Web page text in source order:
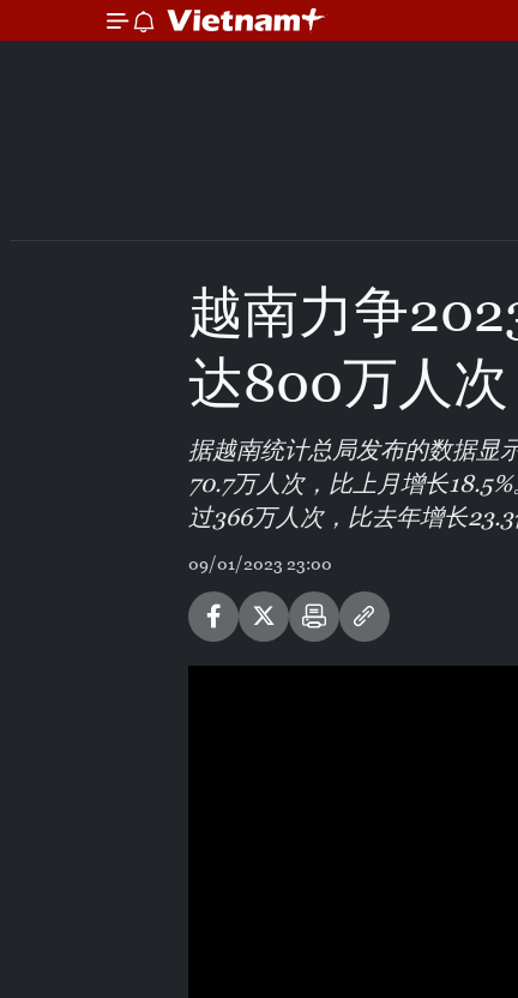
越南力争
达800万人次
据越南统计总局发布的数据显
70.7万人次，比上月增长
过366万人次，比去年增长23.3
09/01/2023 23:00